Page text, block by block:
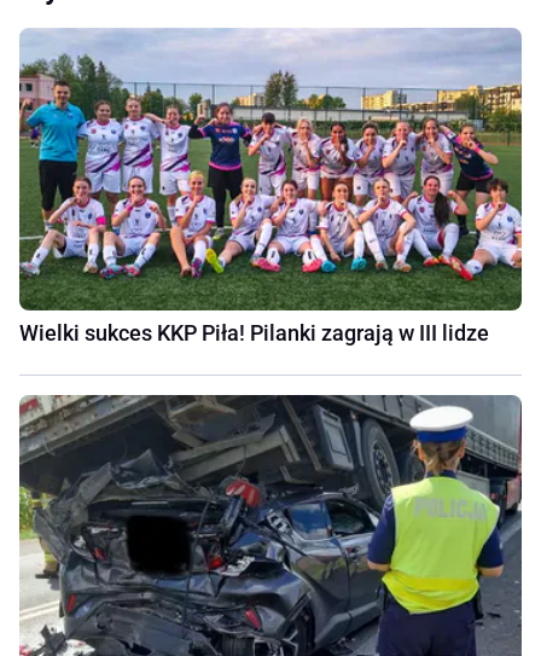
Wielki sukces KKP Piła! Pilanki zagrają w III lidze